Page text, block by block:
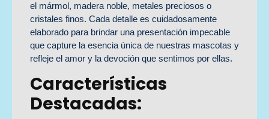
el mármol, madera noble, metales preciosos o
cristales finos. Cada detalle es cuidadosamente
elaborado para brindar una presentación impecable
que capture la esencia única de nuestras mascotas y
refleje el amor y la devoción que sentimos por ellas.
Características
Destacadas: